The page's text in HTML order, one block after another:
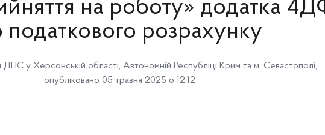
на роботу» додатка
податкового розрахунку
ДПС у Херсонській області, Автономній Республіці Крим та м. Севастополі,
опубліковано 05 травня 2025 о 12:12